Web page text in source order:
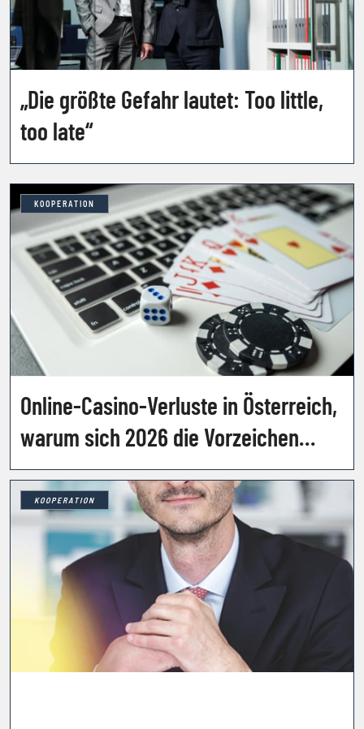
„Die größte Gefahr lautet: Too little,
too late“
KOOPERATION
Online-Casino-Verluste in Österreich,
warum sich 2026 die Vorzeichen
drehen
KOOPERATION